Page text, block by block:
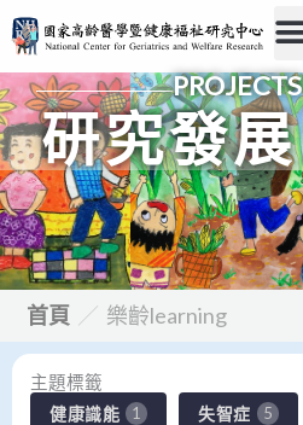
跳
至
要
內
容
PROJECTS
研究發展
首頁 ／ 樂齡learning
主題標籤
健康識能
1 失智症 5